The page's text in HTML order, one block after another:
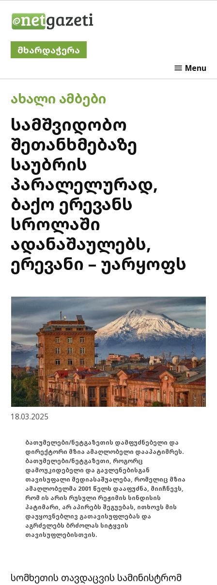
მხარდაჭერა
Menu
POSTED
IN
ᲐᲮᲐᲚᲘ ᲐᲛᲑᲔᲑᲘ
სამშვიდობო
შეთანხმებაზე
საუბრის
პარალელურად,
ბაქო ერევანს
სროლაში
ადანაშაულებს,
ერევანი – უარყოფს
18.03.2025
ბათუმელები/ნეტგაზეთის დამფუძნებელი და
დირექტორი მზია ამაღლობელი დააპატიმრეს.
ბათუმელები/ნეტგაზეთი, როგორც
დამოუკიდებელი და გავლენებისგან
თავისუფალი მედიასაშუალება, რომელიც მზია
ამაღლობელმა 2001 წელს დააფუძნა, მიიჩნევს,
რომ ის არის რუსული რეჟიმის სინდისის
პატიმარი, არ აპირებს შეგუებას, ითხოვს მის
დაუყოვნებლივ გათავისუფლებას და
აგრძელებს ბრძოლას სიტყვის
თავისუფლებისთვის.
სომხეთის თავდაცვის სამინისტრომ